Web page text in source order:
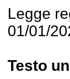
Legge
01/01/
Testo